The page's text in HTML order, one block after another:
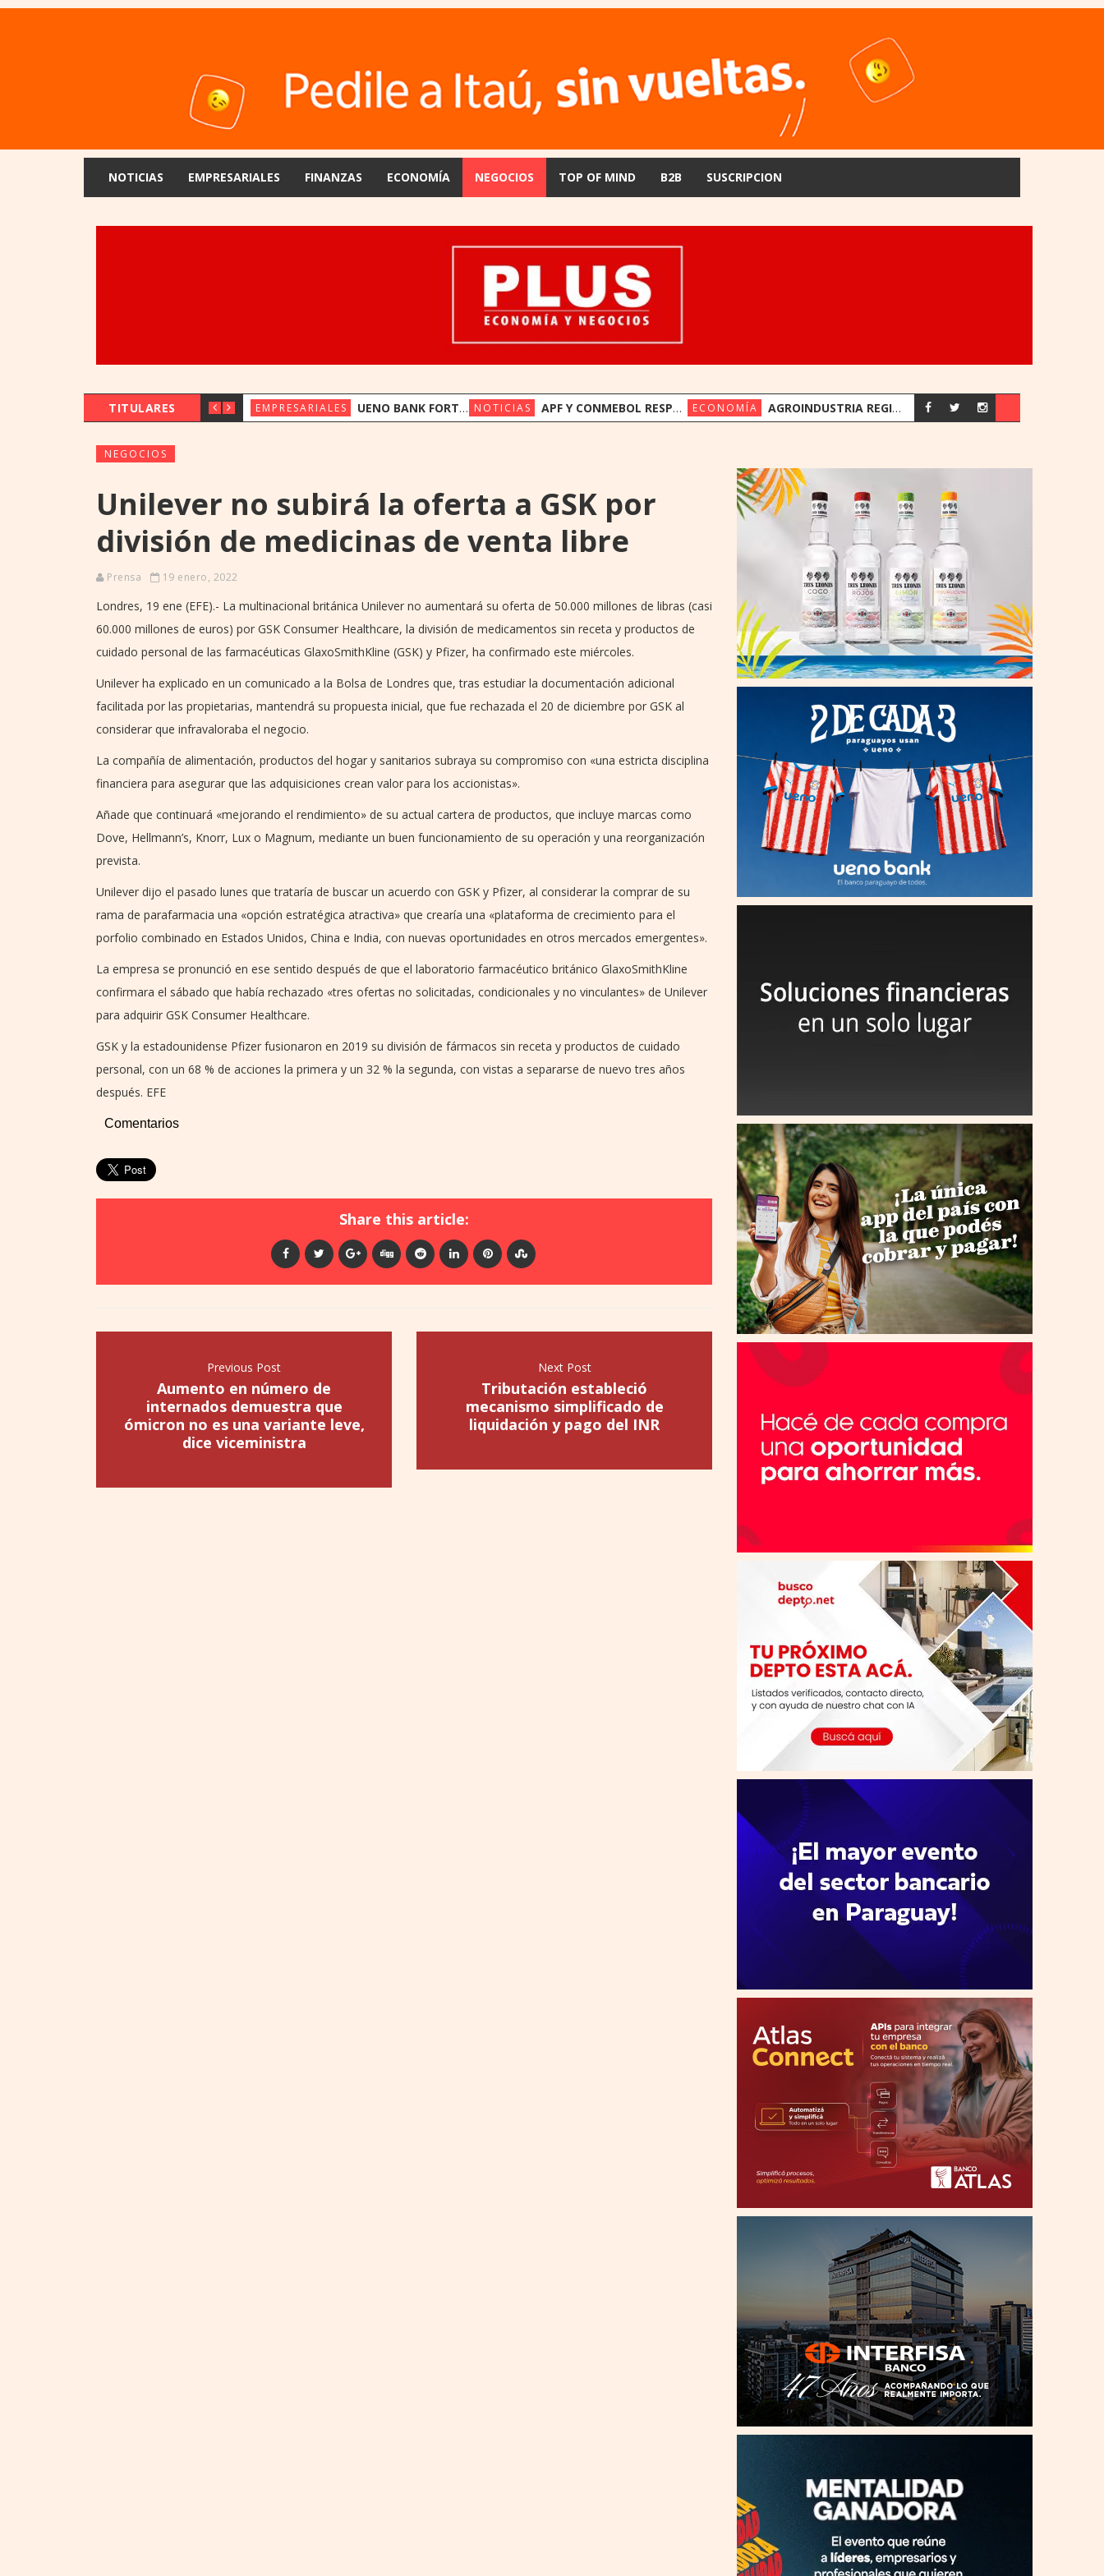
NOTICIAS EMPRESARIALES FINANZAS ECONOMÍA NEGOCIOS TOP OF MIND B2B SUSCRIPCION
TITULARES EMPRESARIALES UENO BANK FORTALECE SU FONDEO INTERNACIONAL CON US$ 17,5 MILLONES DE TRIODOS BANK Y GAWA CAPITAL NOTICIAS APF Y CONMEBOL RESPALDAN A LA FIFA Y LLAMAN A PRESERVAR LA INSTITUCIONALIDAD ECONOMÍA AGROINDUSTRIA REGISTRA SU MEJOR PRIMER SEMESTRE DESDE 2018
NEGOCIOS
Unilever no subirá la oferta a GSK por
división de medicinas de venta libre
Prensa 19 enero, 2022
Londres, 19 ene (EFE).- La multinacional británica Unilever no aumentará su oferta de 50.000 millones de libras (casi
60.000 millones de euros) por GSK Consumer Healthcare, la división de medicamentos sin receta y productos de
cuidado personal de las farmacéuticas GlaxoSmithKline (GSK) y Pfizer, ha confirmado este miércoles.
Unilever ha explicado en un comunicado a la Bolsa de Londres que, tras estudiar la documentación adicional
facilitada por las propietarias, mantendrá su propuesta inicial, que fue rechazada el 20 de diciembre por GSK al
considerar que infravaloraba el negocio.
La compañía de alimentación, productos del hogar y sanitarios subraya su compromiso con «una estricta disciplina
financiera para asegurar que las adquisiciones crean valor para los accionistas».
Añade que continuará «mejorando el rendimiento» de su actual cartera de productos, que incluye marcas como
Dove, Hellmann’s, Knorr, Lux o Magnum, mediante un buen funcionamiento de su operación y una reorganización
prevista.
Unilever dijo el pasado lunes que trataría de buscar un acuerdo con GSK y Pfizer, al considerar la comprar de su
rama de parafarmacia una «opción estratégica atractiva» que crearía una «plataforma de crecimiento para el
porfolio combinado en Estados Unidos, China e India, con nuevas oportunidades en otros mercados emergentes».
La empresa se pronunció en ese sentido después de que el laboratorio farmacéutico británico GlaxoSmithKline
confirmara el sábado que había rechazado «tres ofertas no solicitadas, condicionales y no vinculantes» de Unilever
para adquirir GSK Consumer Healthcare.
GSK y la estadounidense Pfizer fusionaron en 2019 su división de fármacos sin receta y productos de cuidado
personal, con un 68 % de acciones la primera y un 32 % la segunda, con vistas a separarse de nuevo tres años
después. EFE
Comentarios
Share this article:
Previous Post
Aumento en número de
internados demuestra que
ómicron no es una variante leve,
dice viceministra
Next Post
Tributación estableció
mecanismo simplificado de
liquidación y pago del INR